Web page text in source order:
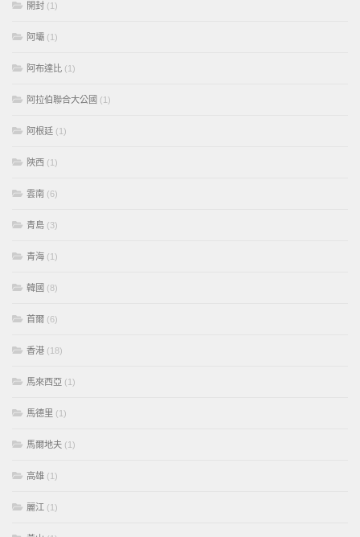
開封 (1)
阿壩 (1)
阿布達比 (1)
阿拉伯聯合大公國 (1)
阿根廷 (1)
陝西 (1)
雲南 (6)
青島 (3)
青海 (1)
韓國 (8)
首爾 (6)
香港 (18)
馬來西亞 (1)
馬德里 (1)
馬爾地夫 (1)
高雄 (1)
麗江 (1)